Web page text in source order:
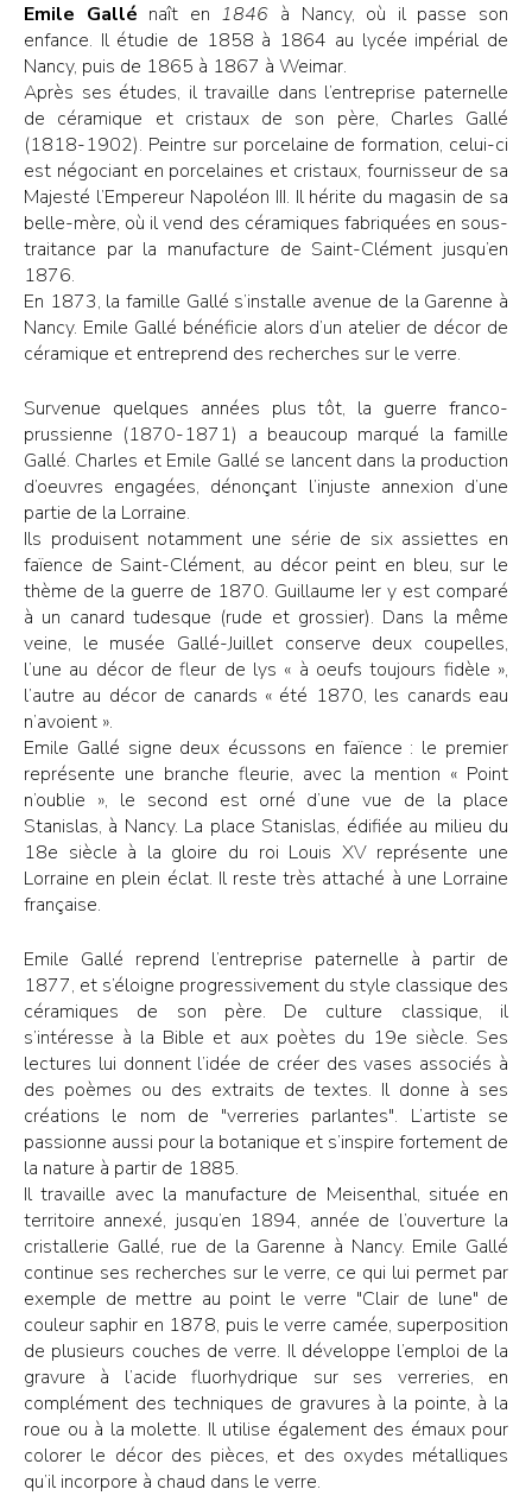
Emile Gallé naît en 1846 à Nancy, où il passe son
enfance. Il étudie de 1858 à 1864 au lycée impérial de
Nancy, puis de 1865 à 1867 à Weimar.
Après ses études, il travaille dans l’entreprise paternelle
de céramique et cristaux de son père, Charles Gallé
(1818-1902). Peintre sur porcelaine de formation, celui-ci
est négociant en porcelaines et cristaux, fournisseur de sa
Majesté l’Empereur Napoléon III. Il hérite du magasin de sa
belle-mère, où il vend des céramiques fabriquées en sous-
traitance par la manufacture de Saint-Clément jusqu’en
1876.
En 1873, la famille Gallé s’installe avenue de la Garenne à
Nancy. Emile Gallé bénéficie alors d’un atelier de décor de
céramique et entreprend des recherches sur le verre.
Survenue quelques années plus tôt, la guerre franco-
prussienne (1870-1871) a beaucoup marqué la famille
Gallé. Charles et Emile Gallé se lancent dans la production
d’oeuvres engagées, dénonçant l’injuste annexion d’une
partie de la Lorraine.
Ils produisent notamment une série de six assiettes en
faïence de Saint-Clément, au décor peint en bleu, sur le
thème de la guerre de 1870. Guillaume Ier y est comparé
à un canard tudesque (rude et grossier). Dans la même
veine, le musée Gallé-Juillet conserve deux coupelles,
l’une au décor de fleur de lys « à oeufs toujours fidèle »,
l’autre au décor de canards « été 1870, les canards eau
n’avoient ».
Emile Gallé signe deux écussons en faïence : le premier
représente une branche fleurie, avec la mention « Point
n’oublie », le second est orné d’une vue de la place
Stanislas, à Nancy. La place Stanislas, édifiée au milieu du
18e siècle à la gloire du roi Louis XV représente une
Lorraine en plein éclat. Il reste très attaché à une Lorraine
française.
Emile Gallé reprend l’entreprise paternelle à partir de
1877, et s’éloigne progressivement du style classique des
céramiques de son père. De culture classique, il
s’intéresse à la Bible et aux poètes du 19e siècle. Ses
lectures lui donnent l’idée de créer des vases associés à
des poèmes ou des extraits de textes. Il donne à ses
créations le nom de "verreries parlantes". L’artiste se
passionne aussi pour la botanique et s’inspire fortement de
la nature à partir de 1885.
Il travaille avec la manufacture de Meisenthal, située en
territoire annexé, jusqu’en 1894, année de l’ouverture la
cristallerie Gallé, rue de la Garenne à Nancy. Emile Gallé
continue ses recherches sur le verre, ce qui lui permet par
exemple de mettre au point le verre "Clair de lune" de
couleur saphir en 1878, puis le verre camée, superposition
de plusieurs couches de verre. Il développe l’emploi de la
gravure à l’acide fluorhydrique sur ses verreries, en
complément des techniques de gravures à la pointe, à la
roue ou à la molette. Il utilise également des émaux pour
colorer le décor des pièces, et des oxydes métalliques
qu’il incorpore à chaud dans le verre.